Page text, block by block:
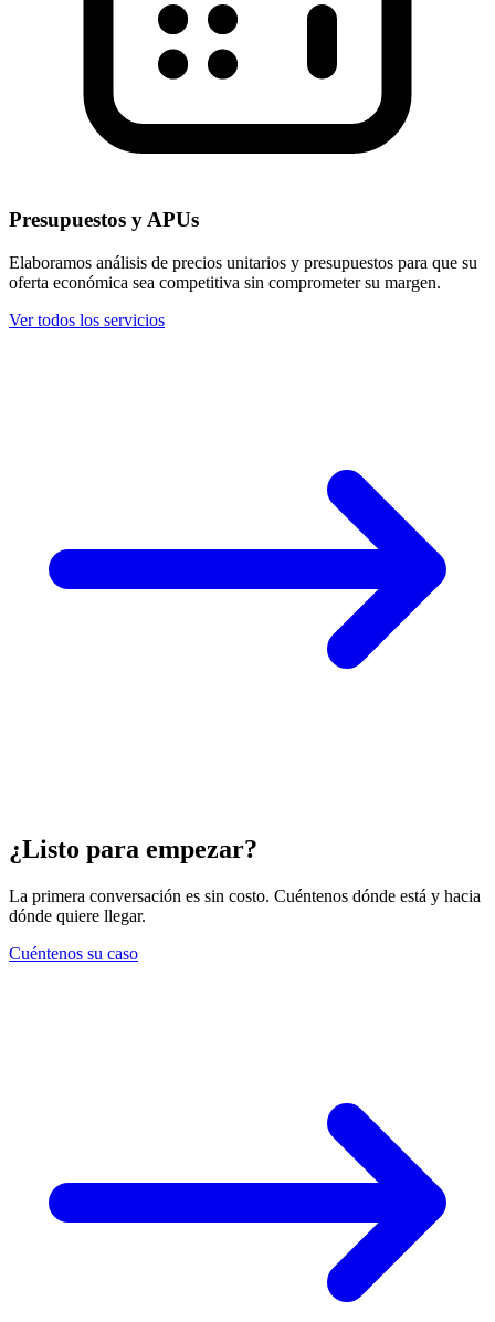
Presupuestos y APUs
Elaboramos análisis de precios unitarios y presupuestos para que su
oferta económica sea competitiva sin comprometer su margen.
Ver todos los servicios
¿Listo para empezar?
La primera conversación es sin costo. Cuéntenos dónde está y hacia
dónde quiere llegar.
Cuéntenos su caso